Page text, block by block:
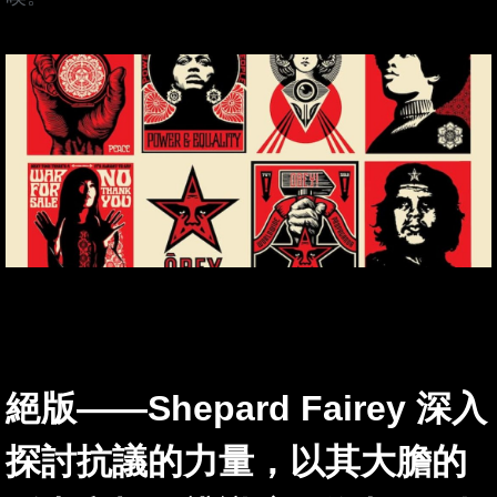
絕版——Shepard Fairey 深入
探討抗議的力量 ， 以其大膽的